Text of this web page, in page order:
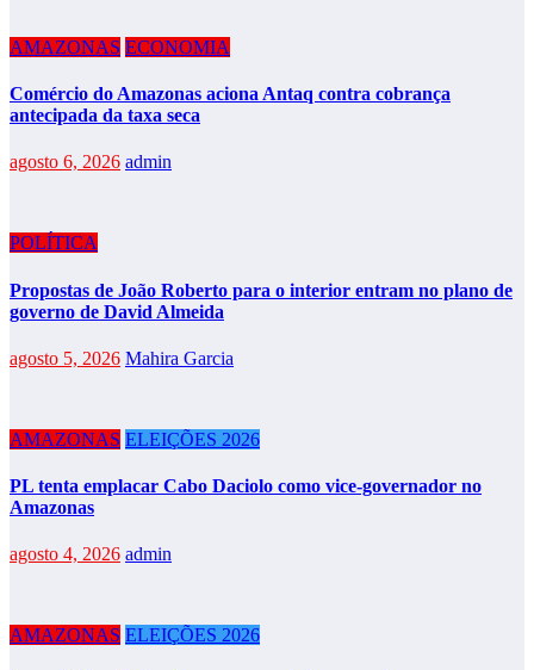
AMAZONAS ECONOMIA
Comércio do Amazonas aciona Antaq contra cobrança
antecipada da taxa seca
agosto 6, 2026 admin
POLÍTICA
Propostas de João Roberto para o interior entram no plano de
governo de David Almeida
agosto 5, 2026 Mahira Garcia
AMAZONAS ELEIÇÕES 2026
PL tenta emplacar Cabo Daciolo como vice-governador no
Amazonas
agosto 4, 2026 admin
AMAZONAS ELEIÇÕES 2026